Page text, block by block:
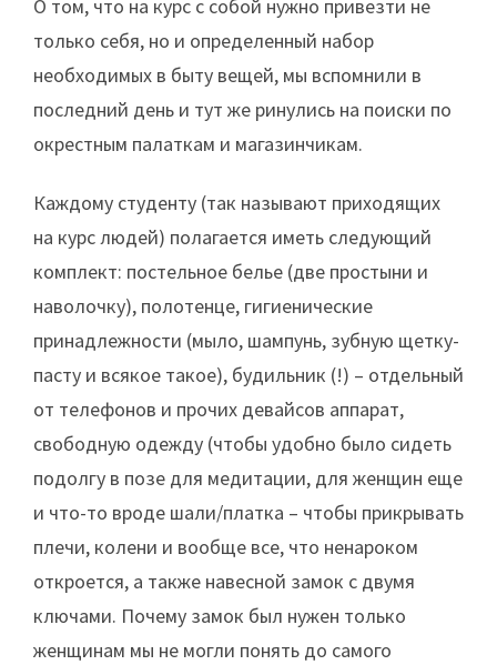
О том, что на курс с собой нужно привезти не
только себя, но и определенный набор
необходимых в быту вещей, мы вспомнили в
последний день и тут же ринулись на поиски по
окрестным палаткам и магазинчикам.
Каждому студенту (так называют приходящих
на курс людей) полагается иметь следующий
комплект: постельное белье (две простыни и
наволочку), полотенце, гигиенические
принадлежности (мыло, шампунь, зубную щетку-
пасту и всякое такое), будильник (!) – отдельный
от телефонов и прочих девайсов аппарат,
свободную одежду (чтобы удобно было сидеть
подолгу в позе для медитации, для женщин еще
и что-то вроде шали/платка – чтобы прикрывать
плечи, колени и вообще все, что ненароком
откроется, а также навесной замок с двумя
ключами. Почему замок был нужен только
женщинам мы не могли понять до самого